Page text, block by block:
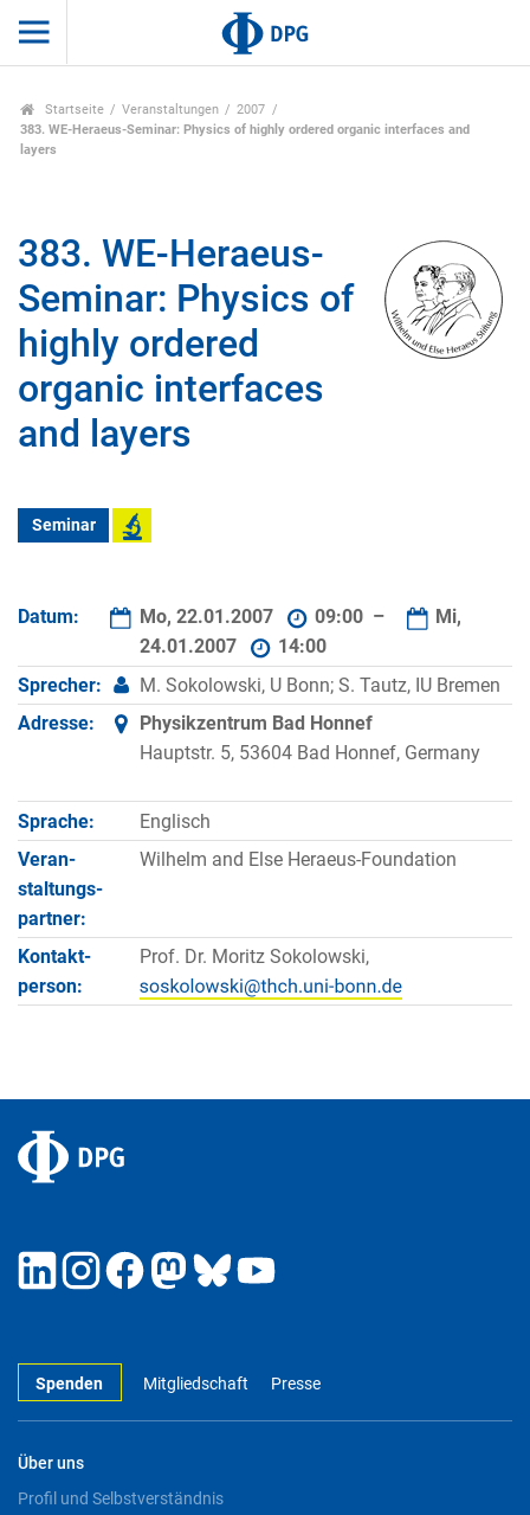
Startseite Veranstaltungen
2007
383. WE-Heraeus-Seminar: Physics of highly ordered organic interfaces and
layers
383. WE-Heraeus-
Seminar: Physics of
highly ordered
organic interfaces
and layers
Seminar
Datum: Mo, 22.01.2007 09:00 –
Mi,
24.01.2007
14:00
Sprecher:
M. Sokolowski, U Bonn; S. Tautz, IU Bremen
Adresse:
Physikzentrum Bad Honnef
Hauptstr. 5, 53604 Bad Honnef, Germany
Sprache:
Englisch
Veran­
staltungs­
partner:
Wilhelm and Else Heraeus-Foundation
Kontakt­
person:
Prof. Dr. Moritz Sokolowski,
Spenden Mitgliedschaft Presse
Über uns
Profil und Selbstverständnis